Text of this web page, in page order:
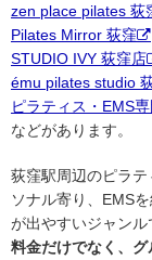
zen place pilates 荻
Pilates Mirror 荻窪
STUDIO IVY 荻窪店
ému pilates studio
ピラティス・EMS
などがあります。
荻窪駅周辺のピラ
ソナル寄り、EMS
が出やすいジャンル
料金だけでなく、